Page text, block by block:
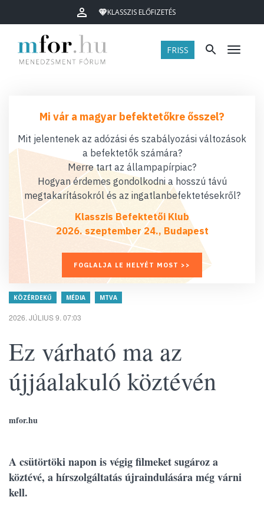
KLASSZIS ELŐFIZETÉS
FRISS Menü
Mi vár a magyar befektetőkre ősszel?
Mit jelentenek az adózási és szabályozási változások
a befektetők számára?
Merre tart az állampapírpiac?
Hogyan érdemes gondolkodni a hosszú távú
megtakarításokról és az ingatlanbefektetésekről?
Klasszis Befektetői Klub
2026. szeptember 24., Budapest
FOGLALJA LE HELYÉT MOST >>
KÖZÉRDEKŰ MÉDIA MTVA
2026. JÚLIUS 9. 07:03
Ez várható ma az
újjáalakuló köztévén
mfor.hu
A csütörtöki napon is végig filmeket sugároz a
köztévé, a hírszolgáltatás újraindulására még várni
kell.